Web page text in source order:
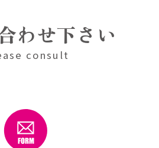
わせ下さい
consult